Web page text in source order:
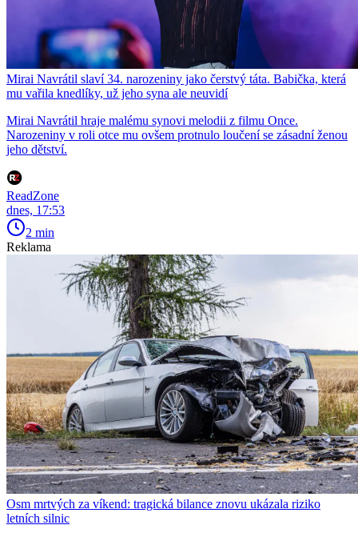
Mirai Navrátil slaví 34. narozeniny jako čerstvý táta. Babička, která
mu vařila knedlíky, už jeho syna ale neuvidí
Mirai Navrátil hraje malému synovi melodii z filmu Once.
Narozeniny v roli otce mu ovšem protnulo loučení se zásadní ženou
jeho dětství.
ReadZone
dnes, 17:53
2 min
Reklama
Osm mrtvých za víkend: tragická bilance znovu ukázala riziko
letních silnic